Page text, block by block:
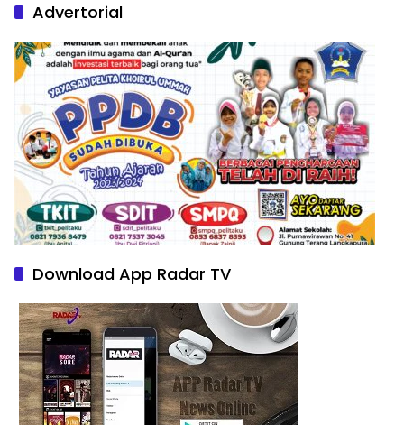
Advertorial
Download App Radar TV